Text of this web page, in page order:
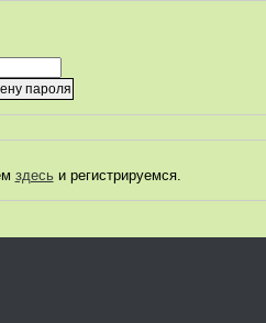
здесьи регистрируемся.